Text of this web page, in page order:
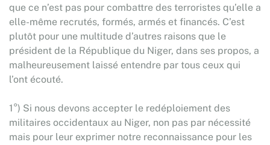
que ce n’est pas pour combattre des terroristes qu’elle a
elle-même recrutés, formés, armés et financés. C’est
plutôt pour une multitude d’autres raisons que le
président de la République du Niger, dans ses propos, a
malheureusement laissé entendre par tous ceux qui
l’ont écouté.
1°) Si nous devons accepter le redéploiement des
militaires occidentaux au Niger, non pas par nécessité
mais pour leur exprimer notre reconnaissance pour les